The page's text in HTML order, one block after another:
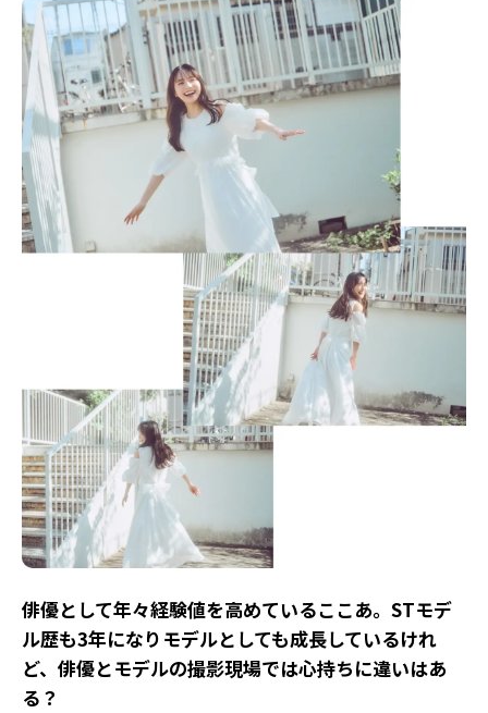
――俳優として年々経験値を高めているここあ。STモデ
ル歴も3年になりモデルとしても成長しているけれ
ど、俳優とモデルの撮影現場では心持ちに違いはあ
る？